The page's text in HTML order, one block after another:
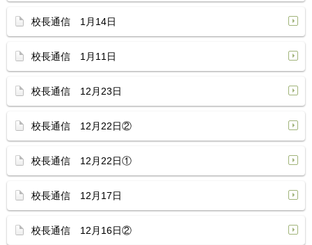
校長通信 1月14日
校長通信 1月11日
校長通信 12月23日
校長通信 12月22日②
校長通信 12月22日①
校長通信 12月17日
校長通信 12月16日②